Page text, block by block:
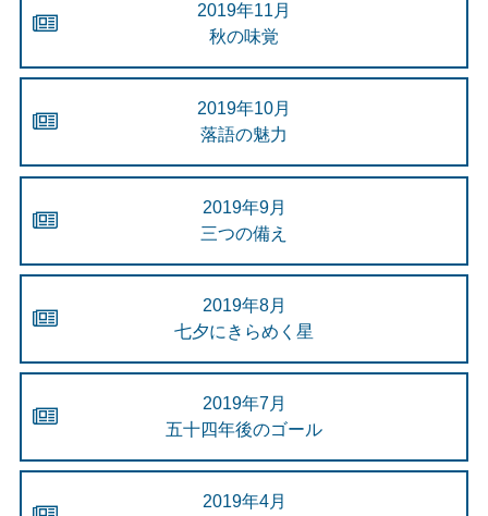
2019年11月
秋の味覚
2019年10月
落語の魅力
2019年9月
三つの備え
2019年8月
七夕にきらめく星
2019年7月
五十四年後のゴール
2019年4月